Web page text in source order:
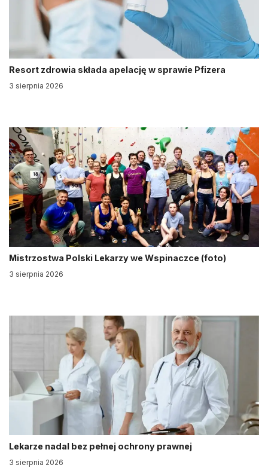
Resort zdrowia składa apelację w sprawie Pfizera
3 sierpnia 2026
Mistrzostwa Polski Lekarzy we Wspinaczce (foto)
3 sierpnia 2026
Lekarze nadal bez pełnej ochrony prawnej
3 sierpnia 2026